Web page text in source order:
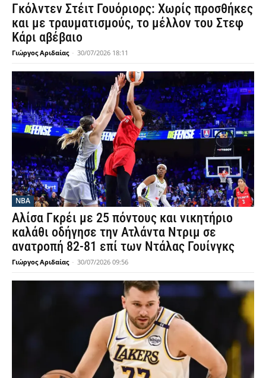
Γκόλντεν Στέιτ Γουόριορς: Χωρίς προσθήκες
και με τραυματισμούς, το μέλλον του Στεφ
Κάρι αβέβαιο
Γιώργος Αριδαίας - 30/07/2026 18:11
NBA
Αλίσα Γκρέι με 25 πόντους και νικητήριο
καλάθι οδήγησε την Ατλάντα Ντριμ σε
ανατροπή 82-81 επί των Ντάλας Γουίνγκς
Γιώργος Αριδαίας - 30/07/2026 09:56